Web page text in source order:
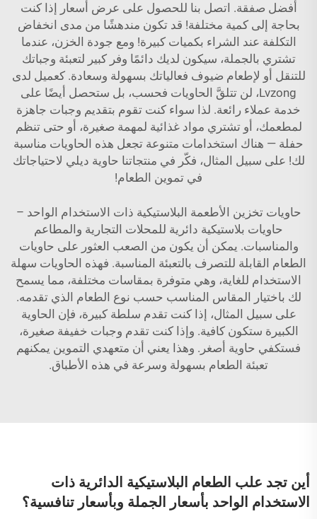
أفضل صفقة. اتصل بنا للحصول على عرض أسعار إذا كنت
بحاجة إلى كمية مختلفة! قد تكون مندهشًا من مدى انخفاض
التكلفة عند الشراء بكميات كبيرة! ومع جودة الخزن، عندما
تشتري بالجملة، سيكون لديك دائمًا وفر كبير لتعبئة وجباتك
للتنقل أو لإطعام ضيوف فعالياتك بسهولة وسعادة. كعميل لدى
Lvzong، لن تتلقَّ الحاويات فحسب، بل ستحصل أيضًا على
خدمة عملاء رائعة. لذا سواء كنت تقوم بتقديم وجبات جاهزة
لمطعمك، أو تشتري مواد غذائية لمهمة صغيرة، أو حتى تنظم
حفلة — هناك استخدامات متنوعة تجعل هذه الحاويات مناسبة
لك! على سبيل المثال، فكّر في منتجاتنا حاوية ديلي لاحتياجاتك
في تموين الطعام!
حاويات تخزين الأطعمة البلاستيكية ذات الاستخدام الواحد –
حاويات بلاستيكية دائرية للمحلات التجارية والمطاعم
والمناسبات. يمكن أن يكون من الصعب العثور على حاويات
الطعام القابلة للتصرف بالتعبئة المناسبة. فهذه الحاويات سهلة
الاستخدام للغاية، وهي متوفرة بمقاسات مختلفة، مما يسمح
لك باختيار المقاس المناسب حسب نوع الطعام الذي تقدمه.
على سبيل المثال، إذا كنت تقدم سلطة كبيرة، فإن الحاوية
الكبيرة ستكون كافية. وإذا كنت تقدم وجبات خفيفة صغيرة،
فستكفي حاوية أصغر. وهذا يعني أن متعهدي التموين يمكنهم
تعبئة الطعام بسهولة وسرعة في هذه الأطباق.
أين تجد علب الطعام البلاستيكية الدائرية ذات
الاستخدام الواحد بأسعار الجملة وبأسعار تنافسية؟